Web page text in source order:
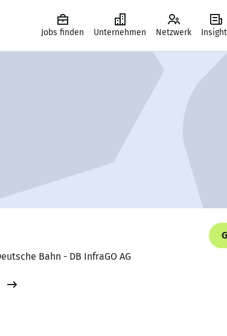
Jobs finden Unternehmen Netzwerk
Bahn - DB InfraGO AG